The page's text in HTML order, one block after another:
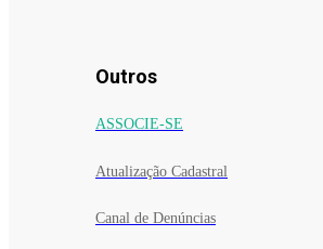
Outros
ASSOCIE-SE
Atualização Cadastral
Canal de Denúncias